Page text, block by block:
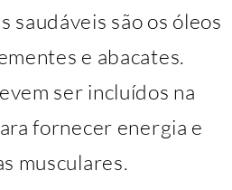
saudáveis são os óleos
e abacates.
ser incluídos na
fornecer energia e
musculares.